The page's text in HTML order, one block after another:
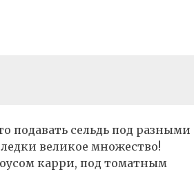
подавать сельдь под разными
великое множество!
карри, под томатным